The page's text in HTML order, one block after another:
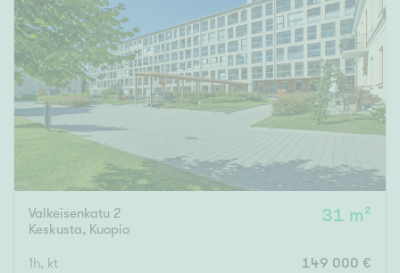
Valkeisenkatu 2
Keskusta, Kuopio
31 m²
1h, kt 149 000 €